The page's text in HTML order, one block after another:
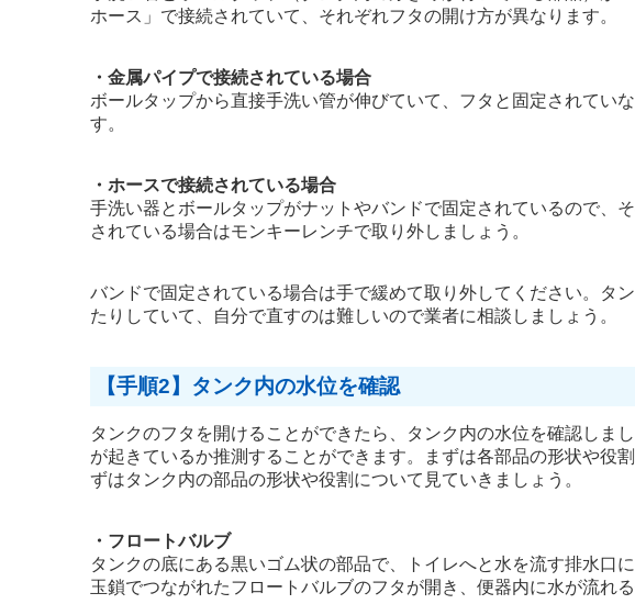
ホース」で接続されていて、それぞれフタの開け方が異なります。
・金属パイプで接続されている場合
ボールタップから直接手洗い管が伸びていて、フタと固定されてい
す。
・ホースで接続されている場合
手洗い器とボールタップがナットやバンドで固定されているので、
されている場合はモンキーレンチで取り外しましょう。
バンドで固定されている場合は手で緩めて取り外してください。タ
たりしていて、自分で直すのは難しいので業者に相談しましょう。
【手順2】タンク内の水位を確認
タンクのフタを開けることができたら、タンク内の水位を確認しま
が起きているか推測することができます。まずは各部品の形状や役
ずはタンク内の部品の形状や役割について見ていきましょう。
・フロートバルブ
タンクの底にある黒いゴム状の部品で、トイレへと水を流す排水口
玉鎖でつながれたフロートバルブのフタが開き、便器内に水が流れ